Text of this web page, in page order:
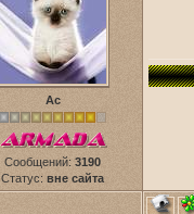
Ас
Сообщений: 3190
Статус: вне сайта